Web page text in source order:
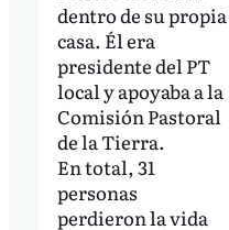
dentro de su propia
casa. Él era
presidente del PT
local y apoyaba a la
Comisión Pastoral
de la Tierra.
En total, 31
personas
perdieron la vida